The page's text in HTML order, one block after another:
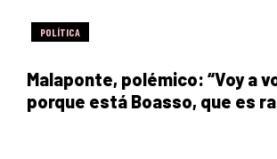
POLÍTICA
Malaponte, polémico: “Voy a
porque está Boasso, que es